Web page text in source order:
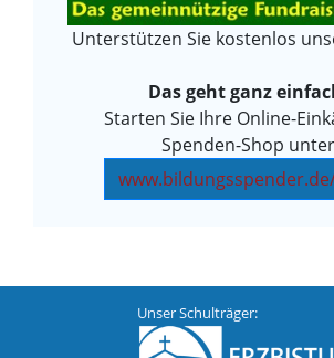
Unterstützen Sie kostenlos
Das geht ganz
Starten Sie Ihre Online-
Spenden-Shop unter
Unser Schulträger: